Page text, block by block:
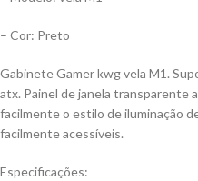
– Cor: Preto
Gabinete Gamer kwg vela M1.
atx. Painel de janela transparente
facilmente o estilo de iluminação
facilmente acessíveis.
Especificações: